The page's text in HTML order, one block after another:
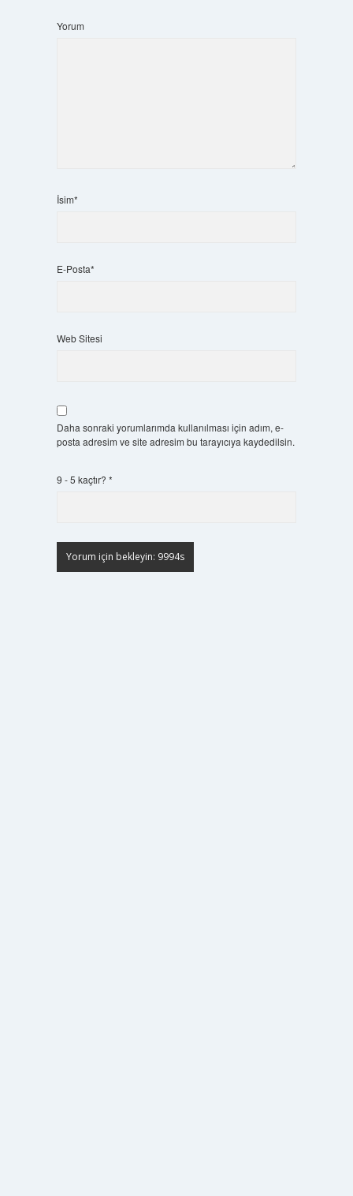
Yorum
İsim*
E-Posta*
Web Sitesi
Daha sonraki yorumlarımda kullanılması için adım, e-
posta adresim ve site adresim bu tarayıcıya kaydedilsin.
9 - 5 kaçtır? *